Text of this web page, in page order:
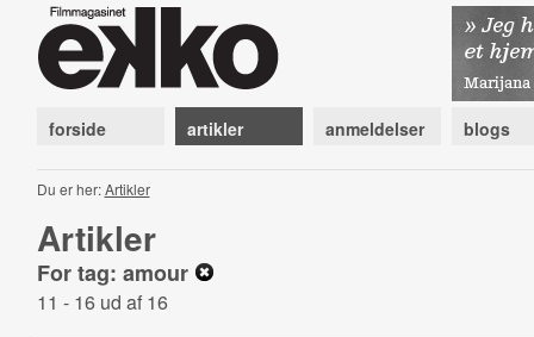
forside artikler anmeldelser blogs
Du er her:Artikler
Artikler
For tag: amour
11 - 16 ud af 16